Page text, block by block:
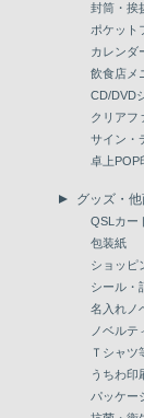
封筒・挨
ポケット
カレンダ
飲食店メ
CD/DVD
クリアフ
サイン・
卓上POP
グッズ・他
QSLカー
包装紙
ショッピ
シール・
名入れノ
ノベルテ
Ｔシャツ
うちわ印
パッケー